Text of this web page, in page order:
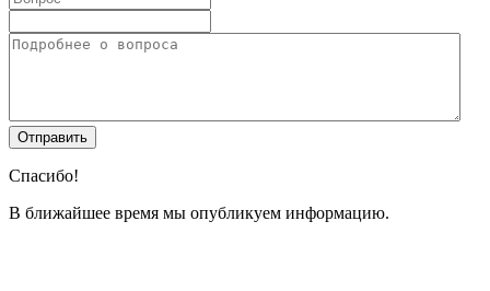
Спасибо!
В ближайшее время мы опубликуем информацию.